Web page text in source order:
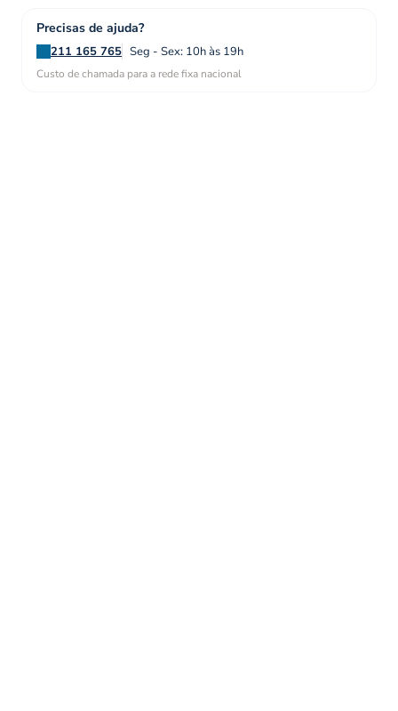
Precisas de ajuda?
211 165 765 Seg - Sex: 10h às 19h
Custo de chamada para a rede fixa nacional